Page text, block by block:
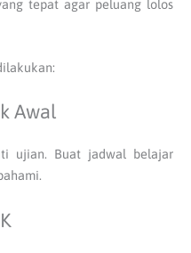
tepat agar peluang lolos
Awal
ujian. Buat jadwal belajar